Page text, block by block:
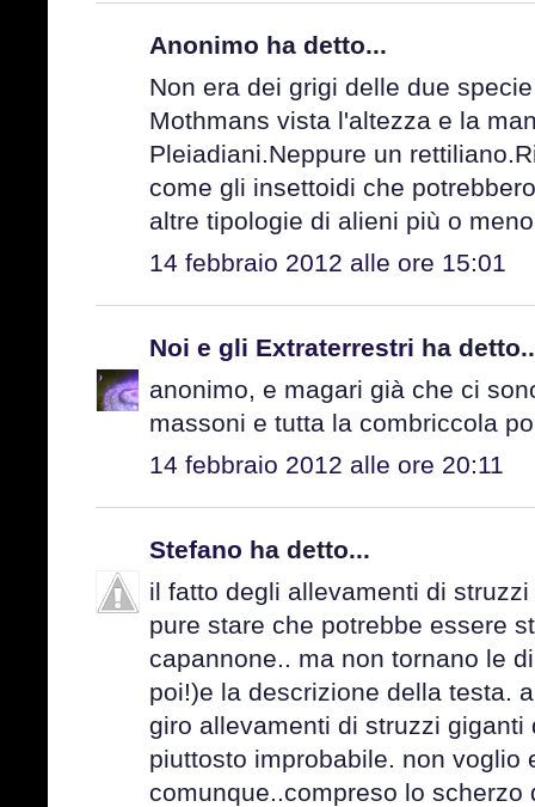
Anonimo ha detto...
Non era dei grigi delle due
Mothmans vista l'altezza e la
Pleiadiani.Neppure un
come gli insettoidi che
altre tipologie di alieni più o
14 febbraio 2012 alle ore 15:01
Noi e gli Extraterrestri ha
anonimo, e magari già che ci
massoni e tutta la combriccola
14 febbraio 2012 alle ore 20:11
Stefano ha detto...
il fatto degli allevamenti di
pure stare che potrebbe essere
capannone.. ma non tornano le
poi!)e la descrizione della testa.
giro allevamenti di struzzi
piuttosto improbabile. non voglio
comunque..compreso lo scherzo